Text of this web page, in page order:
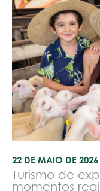
22 DE MAIO DE 2026
Turismo de
momentos